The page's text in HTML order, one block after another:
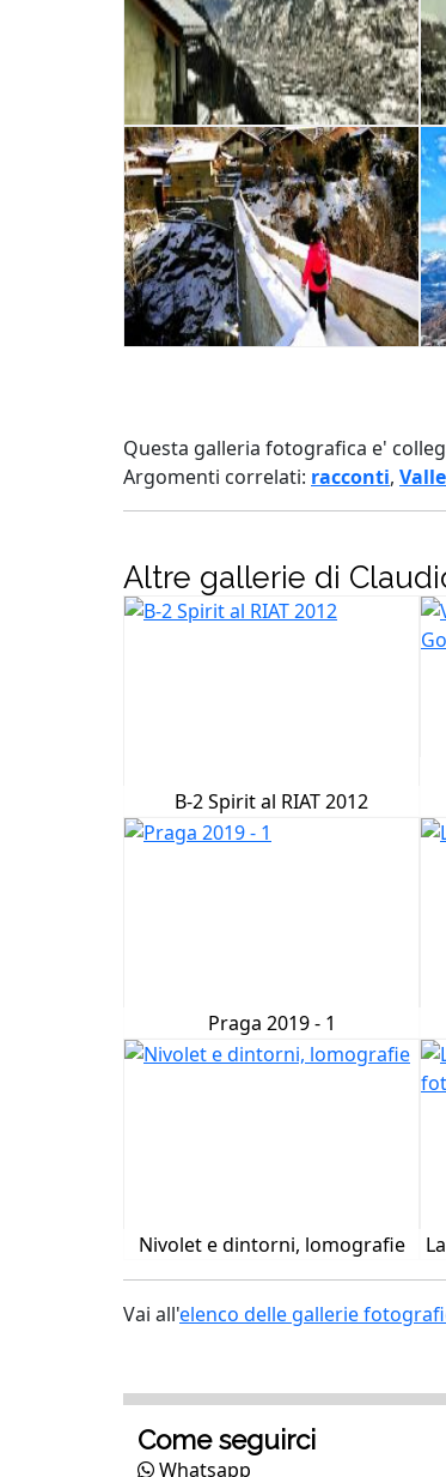
Questa galleria fotografica e'
Argomenti correlati: racconti,
Altre gallerie di
B-2 Spirit al RIAT 2012
Praga 2019 - 1
Nivolet e dintorni, lomografie
Vai all'elenco delle gallerie
Come seguirci
Whatsapp